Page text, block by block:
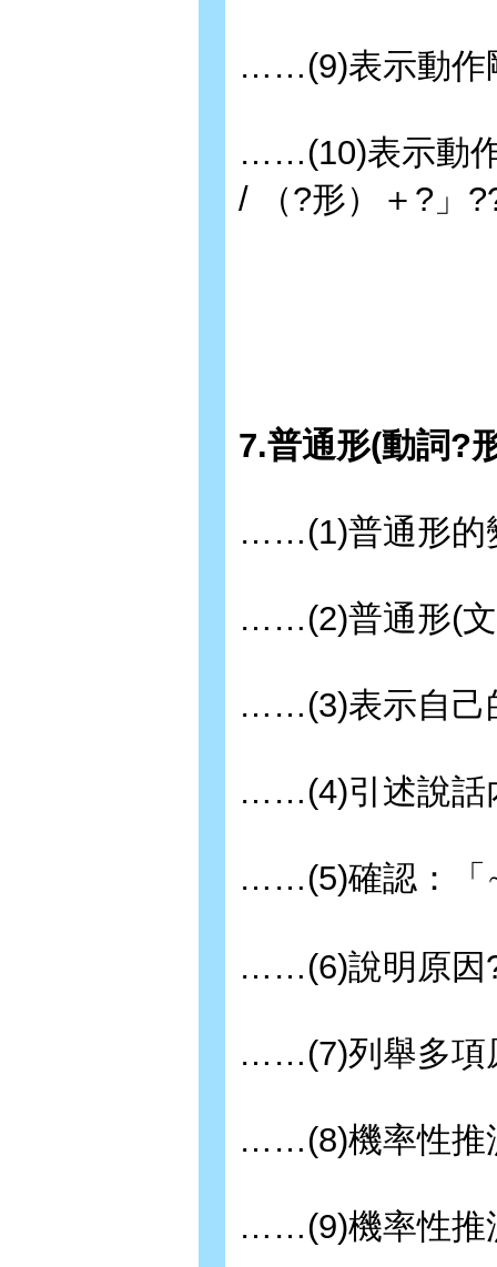
……(9)表示動作
……(10)表示動
/ （?形）＋?」
7.普通形(動詞?
……(1)普通形的
……(2)普通形(
……(3)表示自己
……(4)引述說話
……(5)確認：「
……(6)說明原因
……(7)列舉多項
……(8)機率性推
……(9)機率性推